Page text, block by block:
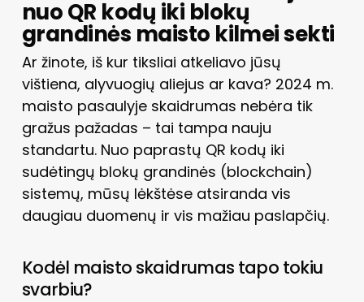
nuo QR kodų iki blokų
grandinės maisto kilmei sekti
Ar žinote, iš kur tiksliai atkeliavo jūsų
vištiena, alyvuogių aliejus ar kava? 2024 m.
maisto pasaulyje skaidrumas nebėra tik
gražus pažadas – tai tampa nauju
standartu. Nuo paprastų QR kodų iki
sudėtingų blokų grandinės (blockchain)
sistemų, mūsų lėkštėse atsiranda vis
daugiau duomenų ir vis mažiau paslapčių.
Kodėl maisto skaidrumas tapo tokiu
svarbiu?